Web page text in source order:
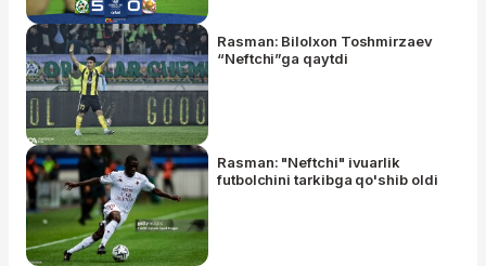
Rasman: Bilolxon Toshmirzaev
“Neftchi”ga qaytdi
Rasman: "Neftchi" ivuarlik
futbolchini tarkibga qo'shib oldi